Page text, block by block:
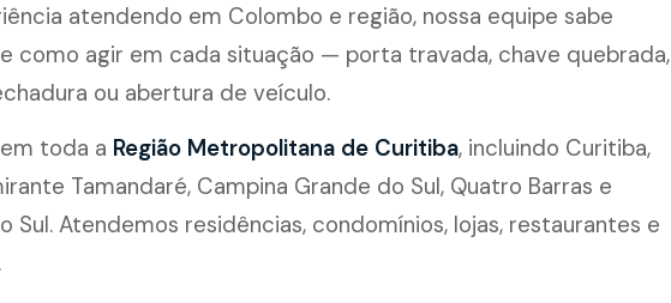
atendendo em Colombo e região, nossa equipe sabe
como agir em cada situação — porta travada, chave quebrada,
ou abertura de veículo.
toda a Região Metropolitana de Curitiba, incluindo Curitiba,
Tamandaré, Campina Grande do Sul, Quatro Barras e
Sul. Atendemos residências, condomínios, lojas, restaurantes e